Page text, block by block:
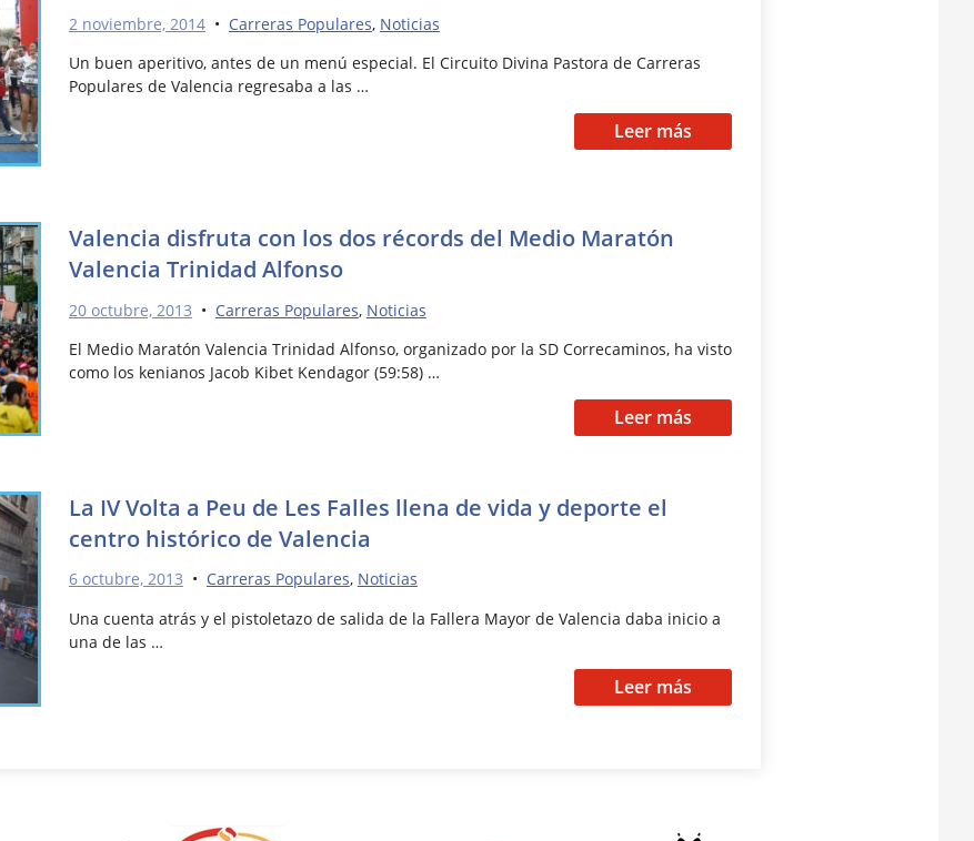
2 noviembre, 2014• Carreras Populares, Noticias
Un buen aperitivo, antes de un menú especial. El Circuito Divina Pastora de Carreras
Populares de Valencia regresaba a las …
Leer más
Valencia disfruta con los dos récords del Medio Maratón
Valencia Trinidad Alfonso
20 octubre, 2013 • Carreras Populares, Noticias
El Medio Maratón Valencia Trinidad Alfonso, organizado por la SD Correcaminos, ha visto
como los kenianos Jacob Kibet Kendagor (59:58) …
Leer más
La IV Volta a Peu de Les Falles llena de vida y deporte el
centro histórico de Valencia
6 octubre, 2013 • Carreras Populares, Noticias
Una cuenta atrás y el pistoletazo de salida de la Fallera Mayor de Valencia daba inicio a
una de las …
Leer más